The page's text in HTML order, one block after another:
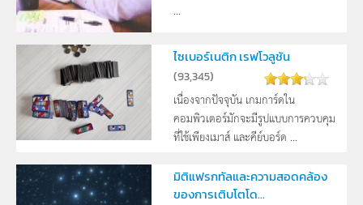
...
ไซเบอร์เนติก เรฟโวลูชัน
(93,345)
เนื่องจากปัจจุบัน เกมการ์ดใน
คอมพิวเตอร์มักจะมีรูปแบบการควบคุม
ที่ใช้เพียงเมาส์ และคีย์บอร์ด ...
มิติแฟรกทัลและความสอดคล้อง
ของการเติบโตโด...